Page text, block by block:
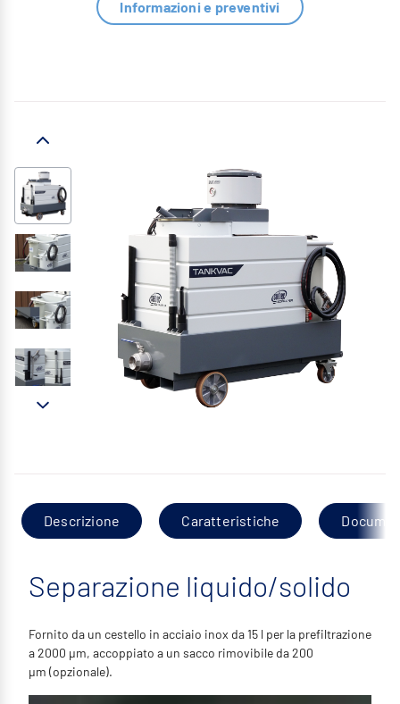
Informazioni e preventivi
Descrizione Caratteristiche
Separazione liquido/solido
Fornito da un cestello in acciaio inox da 15 l per la prefiltrazione
a 2000 µm, accoppiato a un sacco rimovibile da 200
µm (opzionale).